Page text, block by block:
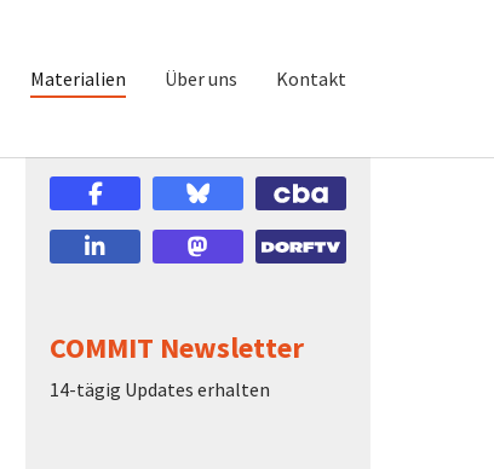
Materialien Über uns Kontakt
COMMIT Newsletter
14-tägig Updates erhalten